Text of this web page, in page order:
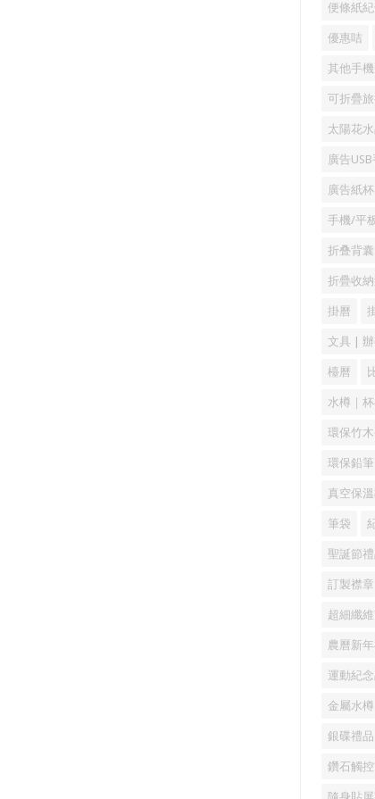
便條紙
優惠咭
其他手
可折疊
太陽花
廣告
廣告紙杯
手機/平
折叠背囊
折疊收
掛曆
文具 |
檯曆
水樽｜
環保竹
環保鉛筆
真空保
筆袋
聖誕節
訂製襟章
超細纖
農曆新
運動紀
金屬水樽
銀碟禮品
鑽石觸